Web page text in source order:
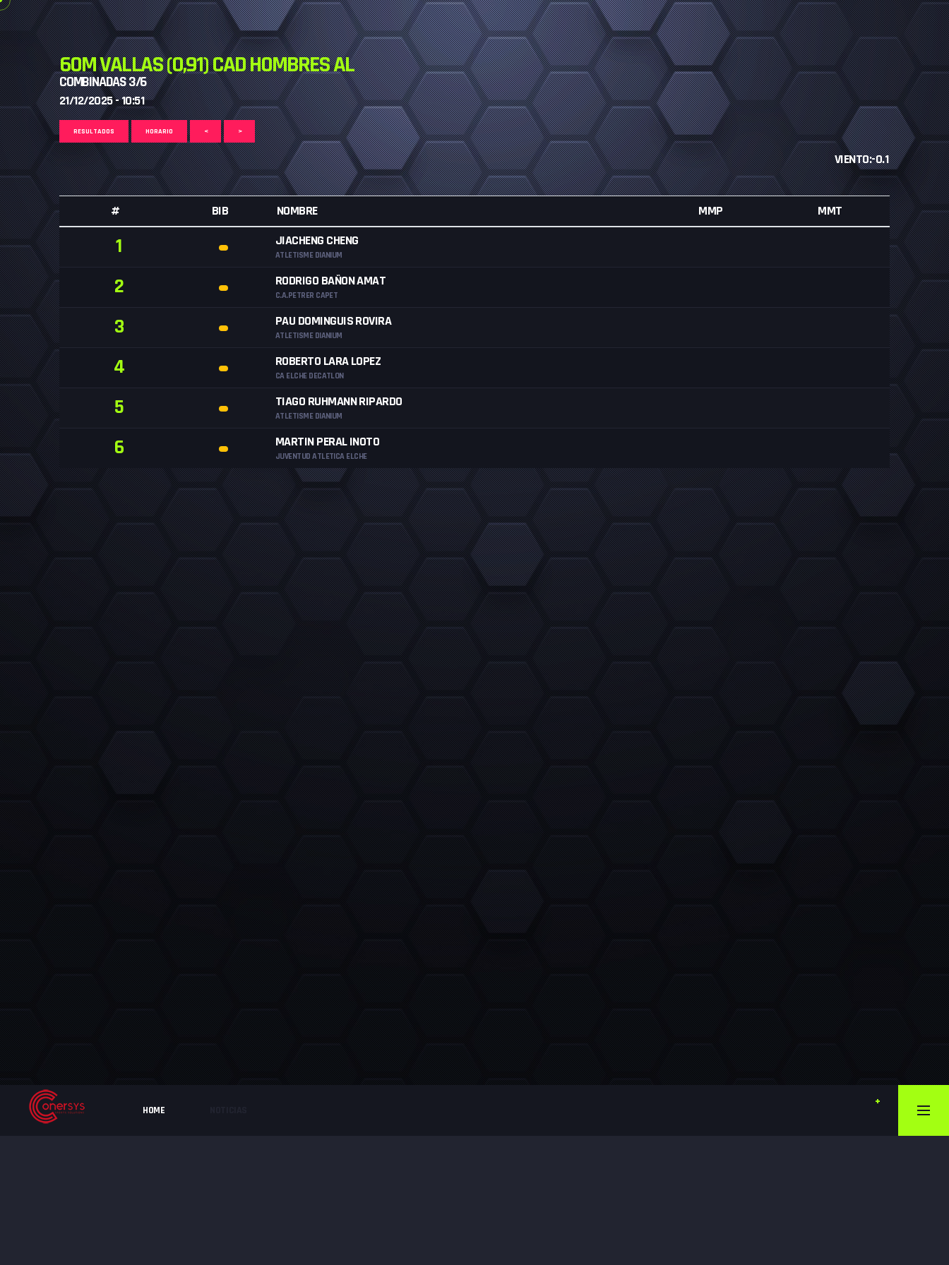
HOME
60M VALLAS (0,91) CAD HOMBRES AL
COMBINADAS 3/6
21/12/2025 - 10:51
RESULTADOS HORARIO < >
VIENTO:-0.1
# BIB NOMBRE MMP MMT
1 JIACHENG CHENG
ATLETISME DIANIUM
2 RODRIGO BAÑON AMAT
C.A.PETRER CAPET
3 PAU DOMINGUIS ROVIRA
ATLETISME DIANIUM
4 ROBERTO LARA LOPEZ
CA ELCHE DECATLON
5 TIAGO RUHMANN RIPARDO
ATLETISME DIANIUM
6 MARTIN PERAL INOTO
JUVENTUD ATLETICA ELCHE